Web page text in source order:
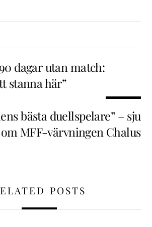
dagar utan match:
stanna här”
bästa duellspelare” – sju
MFF-värvningen Chalus
POSTS